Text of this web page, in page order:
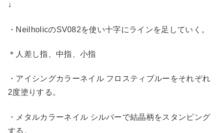
↓
・NeilholicのSV082を使い十字にラインを足していく。
＊人差し指、中指、小指
・アイシングカラーネイル フロスティブルーをそれぞれ
2度塗りする。
・メタルカラーネイル シルバーで結晶柄をスタンピング
する。